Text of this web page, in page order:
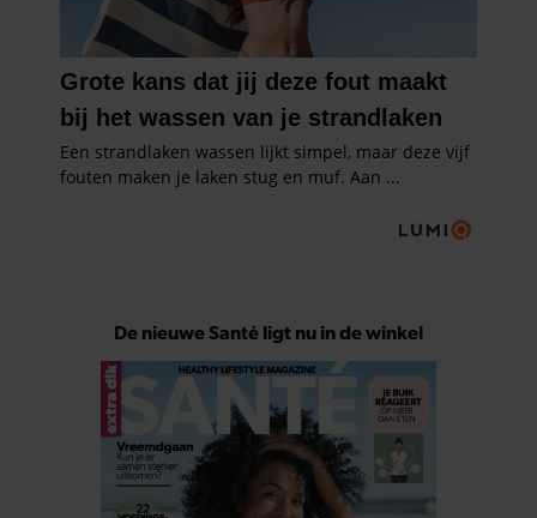
De nieuwe Santé ligt nu in de winkel